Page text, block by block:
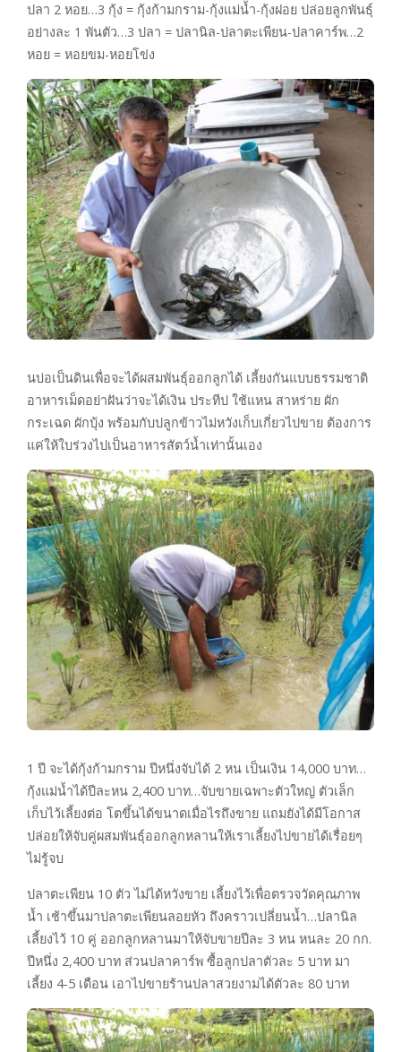
ปลา 2 หอย…3 กุ้ง = กุ้งก้ามกราม-กุ้งแม่น้ำ-กุ้งฝอย ปล่อยลูกพันธุ์
อย่างละ 1 พันตัว…3 ปลา = ปลานิล-ปลาตะเพียน-ปลาคาร์พ…2
หอย = หอยขม-หอยโข่ง
นบ่อเป็นดินเพื่อจะได้ผสมพันธุ์ออกลูกได้ เลี้ยงกันแบบธรรมชาติ
อาหารเม็ดอย่าฝันว่าจะได้เงิน ประทีป ใช้แหน สาหร่าย ผัก
กระเฉด ผักบุ้ง พร้อมกับปลูกข้าวไม่หวังเก็บเกี่ยวไปขาย ต้องการ
แค่ให้ใบร่วงไปเป็นอาหารสัตว์น้ำเท่านั้นเอง
1 ปี จะได้กุ้งก้ามกราม ปีหนึ่งจับได้ 2 หน เป็นเงิน 14,000 บาท…
กุ้งแม่น้ำได้ปีละหน 2,400 บาท…จับขายเฉพาะตัวใหญ่ ตัวเล็ก
เก็บไว้เลี้ยงต่อ โตขึ้นได้ขนาดเมื่อไรถึงขาย แถมยังได้มีโอกาส
ปล่อยให้จับคู่ผสมพันธุ์ออกลูกหลานให้เราเลี้ยงไปขายได้เรื่อยๆ
ไม่รู้จบ
ปลาตะเพียน 10 ตัว ไม่ได้หวังขาย เลี้ยงไว้เพื่อตรวจวัดคุณภาพ
น้ำ เช้าขึ้นมาปลาตะเพียนลอยหัว ถึงคราวเปลี่ยนน้ำ…ปลานิล
เลี้ยงไว้ 10 คู่ ออกลูกหลานมาให้จับขายปีละ 3 หน หนละ 20 กก.
ปีหนึ่ง 2,400 บาท ส่วนปลาคาร์พ ซื้อลูกปลาตัวละ 5 บาท มา
เลี้ยง 4-5 เดือน เอาไปขายร้านปลาสวยงามได้ตัวละ 80 บาท